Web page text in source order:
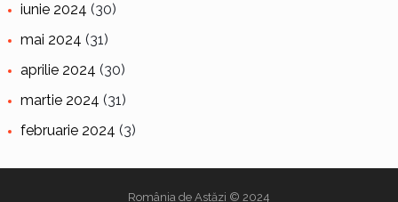
iunie 2024 (30)
mai 2024 (31)
aprilie 2024 (30)
martie 2024 (31)
februarie 2024 (3)
România de Astăzi © 2024